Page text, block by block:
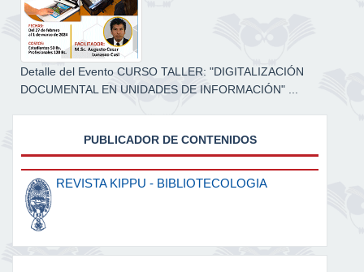
Detalle del Evento CURSO TALLER: "DIGITALIZACIÓN
DOCUMENTAL EN UNIDADES DE INFORMACIÓN" ...
PUBLICADOR DE CONTENIDOS
REVISTA KIPPU - BIBLIOTECOLOGIA